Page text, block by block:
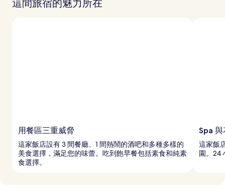
這間旅宿的魅力所在
用餐區三重威脅
這家飯店設有 3 間餐廳、1 間熱鬧的酒吧和多種多樣的
美食選擇，滿足您的味蕾。吃到飽早餐包括素食和純素
食選擇。
Spa
這家飯
園。24